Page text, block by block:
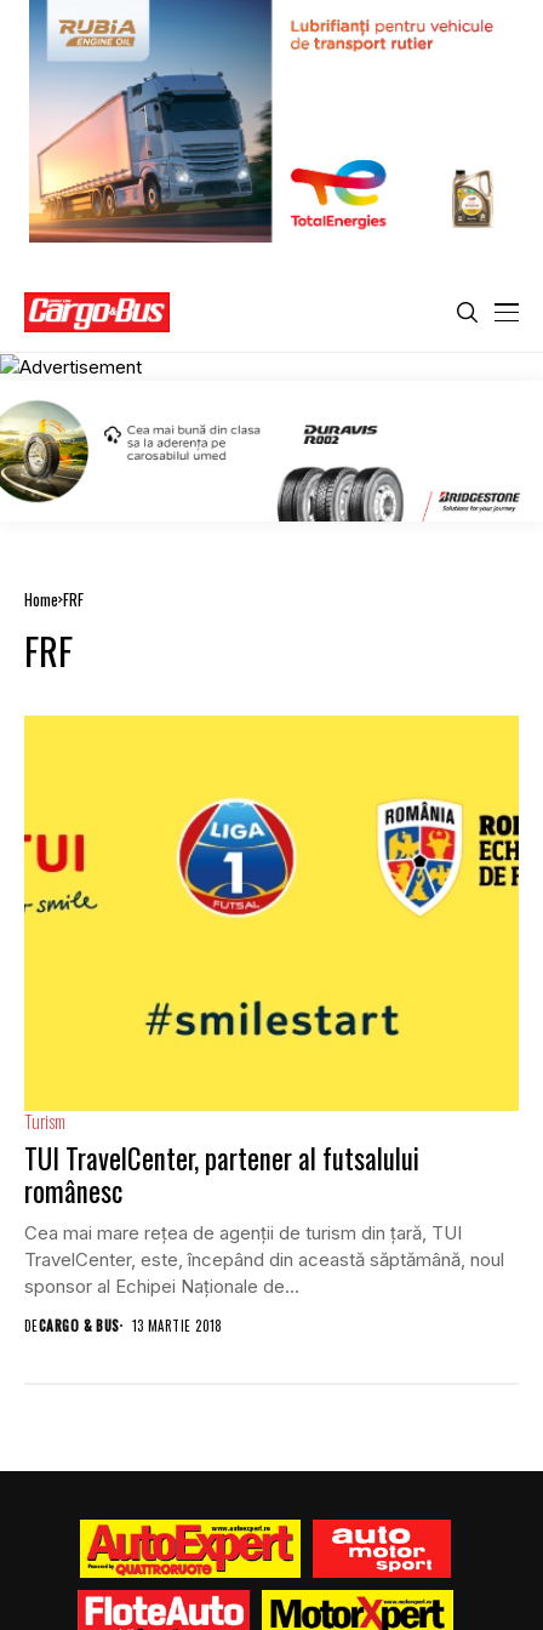
Home FRF
FRF
Turism
TUI TravelCenter, partener al futsalului
românesc
Cea mai mare rețea de agenții de turism din țară, TUI
TravelCenter, este, începând din această săptămână, noul
sponsor al Echipei Naționale de...
DECARGO & BUS 13 MARTIE 2018